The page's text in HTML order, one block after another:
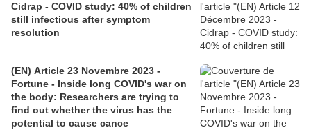
Cidrap - COVID study: 40% of children
still infectious after symptom
resolution
(EN) Article 23 Novembre 2023 -
Fortune - Inside long COVID's war on
the body: Researchers are trying to
find out whether the virus has the
potential to cause cance